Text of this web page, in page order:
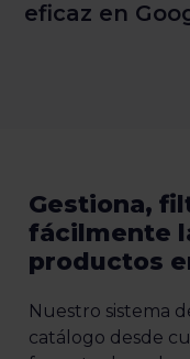
eficaz en
Gestiona,
fácilmente
productos
Nuestro sistema
catálogo desde